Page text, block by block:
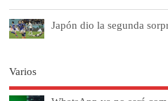
Japón dio la segunda
Varios